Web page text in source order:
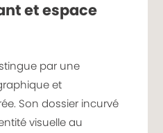
et espace
par une
et
Son dossier incurvé
visuelle au